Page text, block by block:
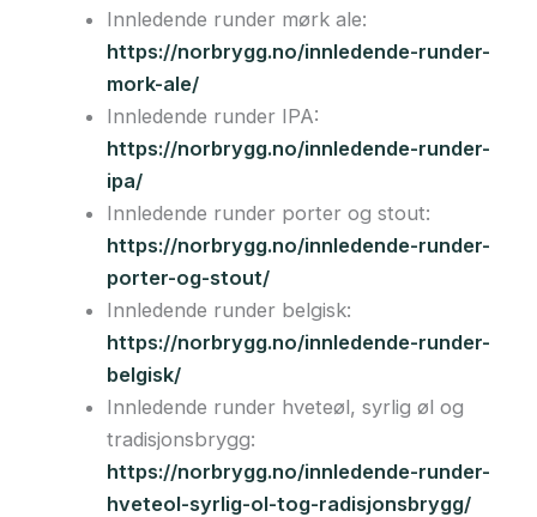
Innledende runder mørk ale:
https://norbrygg.no/innledende-runder-
mork-ale/
Innledende runder IPA:
https://norbrygg.no/innledende-runder-
ipa/
Innledende runder porter og stout:
https://norbrygg.no/innledende-runder-
porter-og-stout/
Innledende runder belgisk:
https://norbrygg.no/innledende-runder-
belgisk/
Innledende runder hveteøl, syrlig øl og
tradisjonsbrygg:
https://norbrygg.no/innledende-runder-
hveteol-syrlig-ol-tog-radisjonsbrygg/